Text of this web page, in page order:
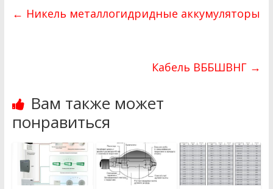
← Никель металлогидридные аккумуляторы
Кабель ВББШВНГ →
Вам также может
понравиться